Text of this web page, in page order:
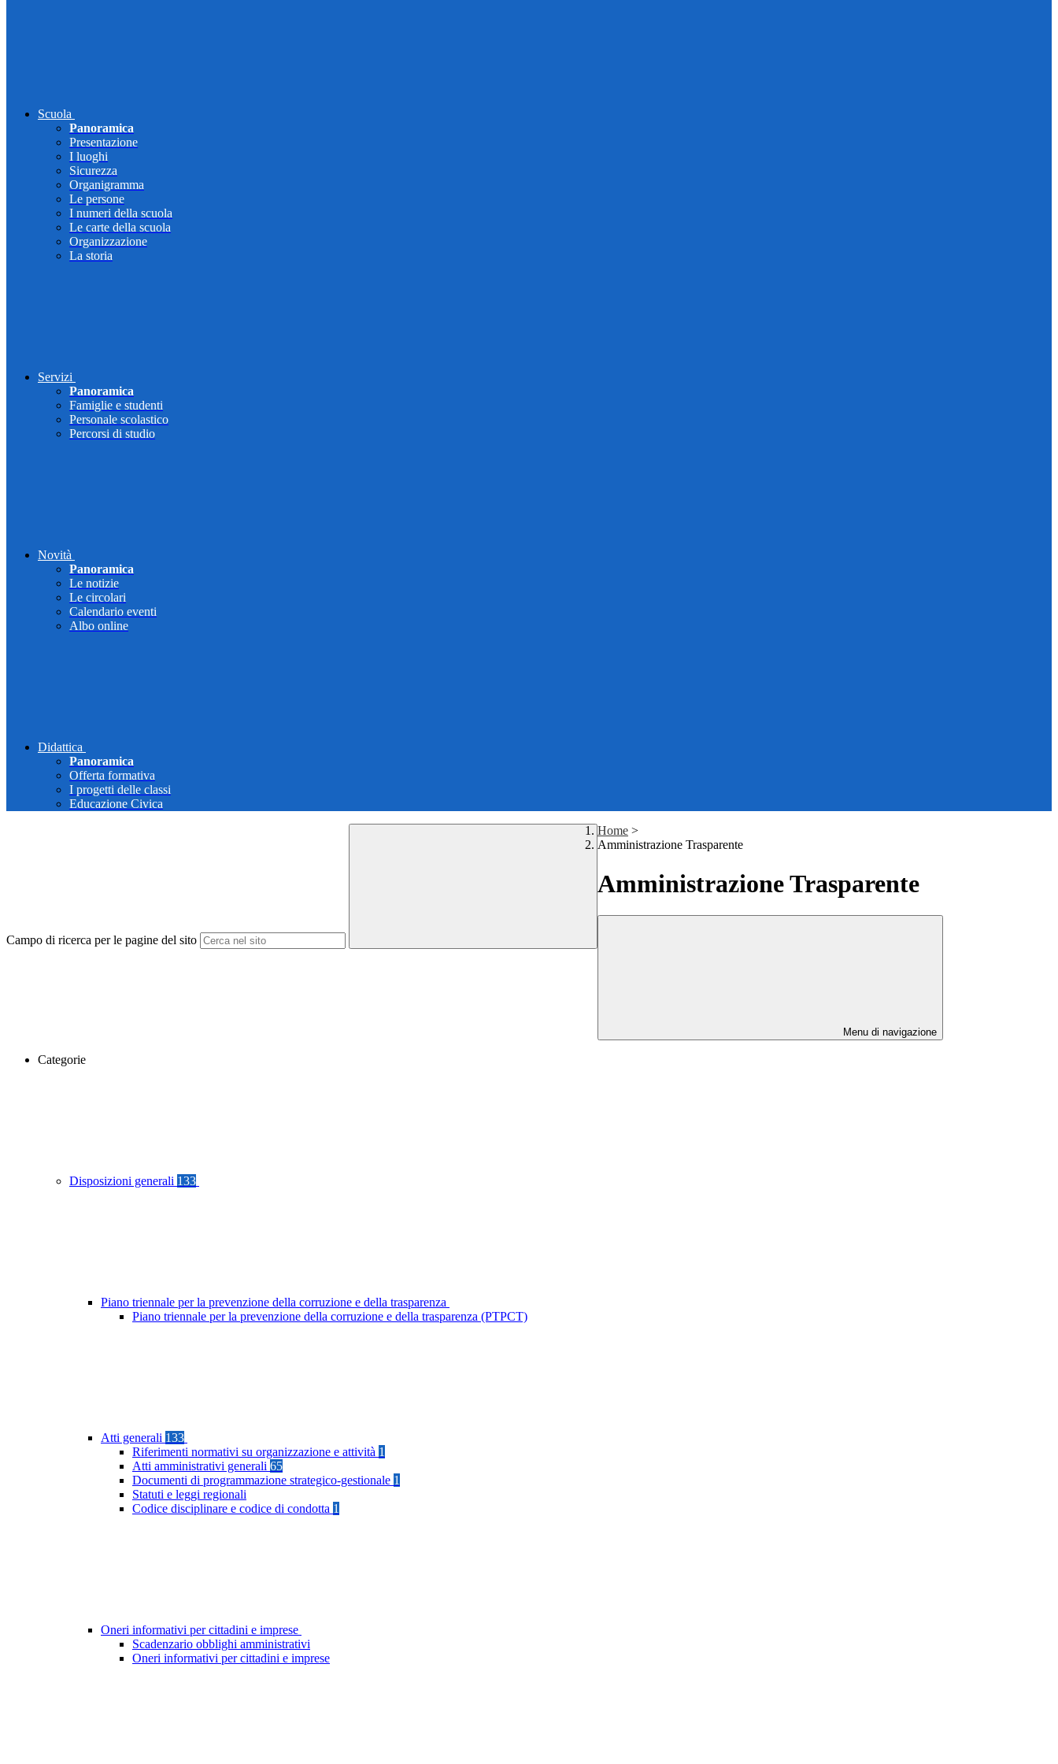
Scuola
Panoramica
Presentazione
I luoghi
Sicurezza
Organigramma
Le persone
I numeri della scuola
Le carte della scuola
Organizzazione
La storia
Servizi
Panoramica
Famiglie e studenti
Personale scolastico
Percorsi di studio
Novità
Panoramica
Le notizie
Le circolari
Calendario eventi
Albo online
Didattica
Panoramica
Offerta formativa
I progetti delle classi
Educazione Civica
Campo di ricerca per le pagine del sito
Home >
Amministrazione Trasparente
Amministrazione Trasparente
Menu di navigazione
Categorie
Disposizioni generali 133
Piano triennale per la prevenzione della corruzione e della trasparenza
Piano triennale per la prevenzione della corruzione e della trasparenza (PTPCT)
Atti generali 133
Riferimenti normativi su organizzazione e attività 1
Atti amministrativi generali 65
Documenti di programmazione strategico-gestionale 1
Statuti e leggi regionali
Codice disciplinare e codice di condotta 1
Oneri informativi per cittadini e imprese
Scadenzario obblighi amministrativi
Oneri informativi per cittadini e imprese